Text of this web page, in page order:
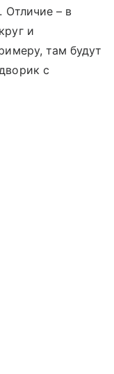
Отличие – в
и
там будут
с